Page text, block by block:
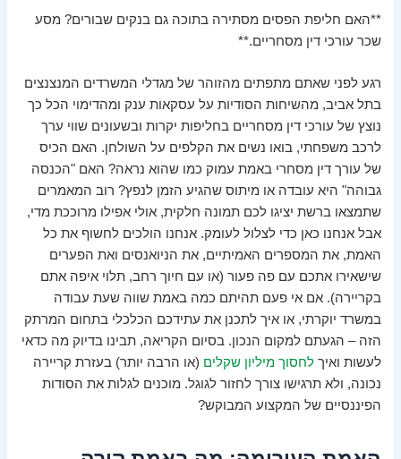
**האם חליפת הפסים מסתירה בתוכה גם בנקים שבורים? מסע
שכר עורכי דין מסחריים.**
רגע לפני שאתם מתפתים מהזוהר של מגדלי המשרדים המנצנצים
בתל אביב, מהשיחות הסודיות על עסקאות ענק ומהדימוי הכל כך
נוצץ של עורכי דין מסחריים בחליפות יקרות ובשעונים שווי ערך
לרכב משפחתי, בואו נשים את הקלפים על השולחן. האם הכיס
של עורך דין מסחרי באמת עמוק כמו שהוא נראה? האם "הכנסה
גבוהה" היא עובדה או מיתוס שהגיע הזמן לנפץ? רוב המאמרים
שתמצאו ברשת יציגו לכם תמונה חלקית, אולי אפילו מרוככת מדי,
אבל אנחנו כאן כדי לצלול לעומק. אנחנו הולכים לחשוף את כל
האמת, את המספרים האמיתיים, את הניואנסים ואת הפערים
שישאירו אתכם עם פה פעור (או עם חיוך רחב, תלוי איפה אתם
בקריירה). אם אי פעם תהיתם כמה באמת שווה שעת עבודה
במשרד יוקרתי, או איך לתכנן את עתידכם הכלכלי בתחום המרתק
הזה – הגעתם למקום הנכון. בסיום הקריאה, תבינו בדיוק מה כדאי
לעשות ואיךלחסוך מיליון שקלים (או הרבה יותר) בעזרת קריירה
נכונה, ולא תרגישו צורך לחזור לגוגל. מוכנים לגלות את הסודות
הפיננסיים של המקצוע המבוקש?